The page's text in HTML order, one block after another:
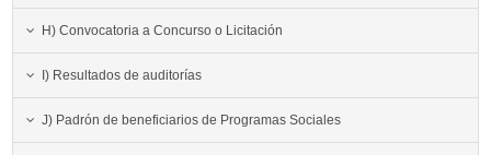
H) Convocatoria a Concurso o Licitación
I) Resultados de auditorías
J) Padrón de beneficiarios de Programas Sociales